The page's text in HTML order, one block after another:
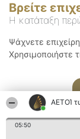
ΑΕΤΟΊ
05:50
Βρείτε
Η κατάταξη
Ψάχνετε
Χρησιμοποιήστε